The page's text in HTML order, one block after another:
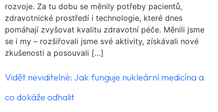
rozvoje. Za tu dobu se měnily potřeby pacientů,
zdravotnické prostředí i technologie, které dnes
pomáhají zvyšovat kvalitu zdravotní péče. Měnili jsme
se i my – rozšiřovali jsme své aktivity, získávali nové
zkušenosti a posouvali […]
Vidět neviditelné: Jak funguje nukleární medicína a
co dokáže odhalit